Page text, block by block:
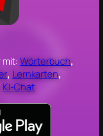
mit:Wörterbuch,
, Lernkarten,
KI-Chat